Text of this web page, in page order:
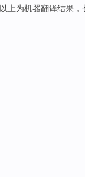
以上为机器翻译结果，